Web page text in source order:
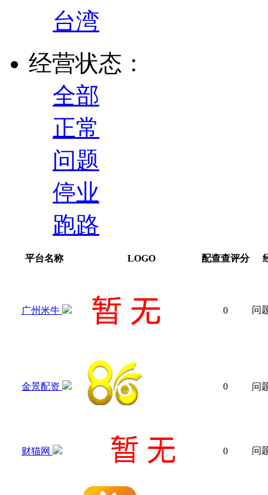
台湾
经营状态：
全部
正常
问题
停业
跑路
平台名称 LOGO 配查查评分
广州米牛 0 问
金景配资 0 问
财猫网 0 问